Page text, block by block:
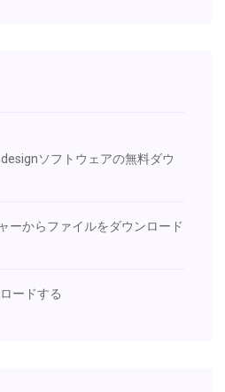
ソフトウェアの無料ダウ
ーからファイルをダウンロード
ードする